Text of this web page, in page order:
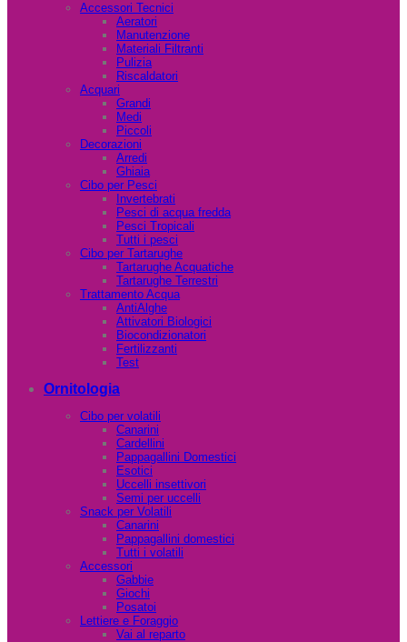
Accessori Tecnici
Aeratori
Manutenzione
Materiali Filtranti
Pulizia
Riscaldatori
Acquari
Grandi
Medi
Piccoli
Decorazioni
Arredi
Ghiaia
Cibo per Pesci
Invertebrati
Pesci di acqua fredda
Pesci Tropicali
Tutti i pesci
Cibo per Tartarughe
Tartarughe Acquatiche
Tartarughe Terrestri
Trattamento Acqua
AntiAlghe
Attivatori Biologici
Biocondizionatori
Fertilizzanti
Test
Ornitologia
Cibo per volatili
Canarini
Cardellini
Pappagallini Domestici
Esotici
Uccelli insettivori
Semi per uccelli
Snack per Volatili
Canarini
Pappagallini domestici
Tutti i volatili
Accessori
Gabbie
Giochi
Posatoi
Lettiere e Foraggio
Vai al reparto